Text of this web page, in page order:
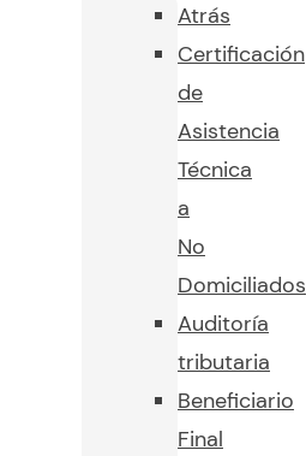
Atrás
Certificación
de
Asistencia
Técnica
a
No
Domiciliados
Auditoría
tributaria
Beneficiario
Final